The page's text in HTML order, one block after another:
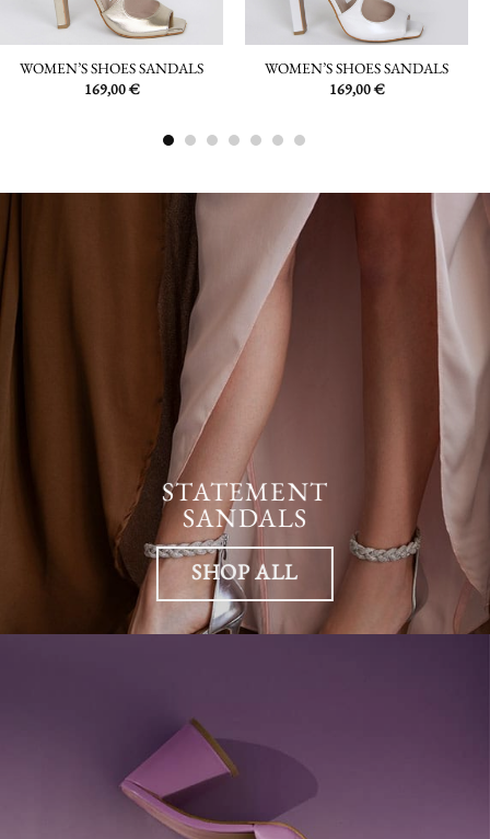
WOMEN’S SHOES SANDALS
169,00€
WOMEN’S SHOES SANDALS
169,00€
STATEMENT
SANDALS
SHOP ALL